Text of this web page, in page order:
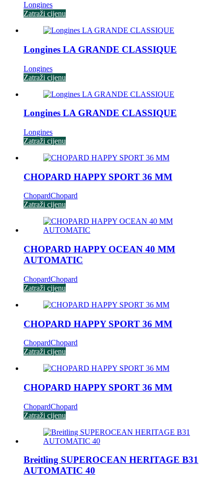
Longines
Zatraži cijenu
Longines LA GRANDE CLASSIQUE
Longines
Zatraži cijenu
Longines LA GRANDE CLASSIQUE
Longines
Zatraži cijenu
CHOPARD HAPPY SPORT 36 MM
ChopardChopard
Zatraži cijenu
CHOPARD HAPPY OCEAN 40 MM
AUTOMATIC
ChopardChopard
Zatraži cijenu
CHOPARD HAPPY SPORT 36 MM
ChopardChopard
Zatraži cijenu
CHOPARD HAPPY SPORT 36 MM
ChopardChopard
Zatraži cijenu
Breitling SUPEROCEAN HERITAGE B31
AUTOMATIC 40